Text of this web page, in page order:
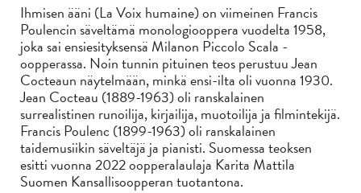
Ihmisen ääni (La Voix humaine) on viimeinen Francis
Poulencin säveltämä monologiooppera vuodelta 1958,
joka sai ensiesityksensä Milanon Piccolo Scala -
oopperassa. Noin tunnin pituinen teos perustuu Jean
Cocteaun näytelmään, minkä ensi-ilta oli vuonna 1930.
Jean Cocteau (1889-1963) oli ranskalainen
surrealistinen runoilija, kirjailija, muotoilija ja filmintekijä.
Francis Poulenc (1899-1963) oli ranskalainen
taidemusiikin säveltäjä ja pianisti. Suomessa teoksen
esitti vuonna 2022 oopperalaulaja Karita Mattila
Suomen Kansallisoopperan tuotantona.